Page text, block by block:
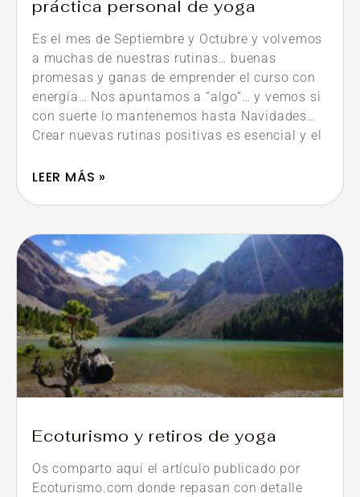
práctica personal de yoga
Es el mes de Septiembre y Octubre y volvemos
a muchas de nuestras rutinas… buenas
promesas y ganas de emprender el curso con
energía… Nos apuntamos a “algo”… y vemos si
con suerte lo mantenemos hasta Navidades…
Crear nuevas rutinas positivas es esencial y el
LEER MÁS »
Ecoturismo y retiros de yoga
Os comparto aquí el artículo publicado por
Ecoturismo.com donde repasan con detalle